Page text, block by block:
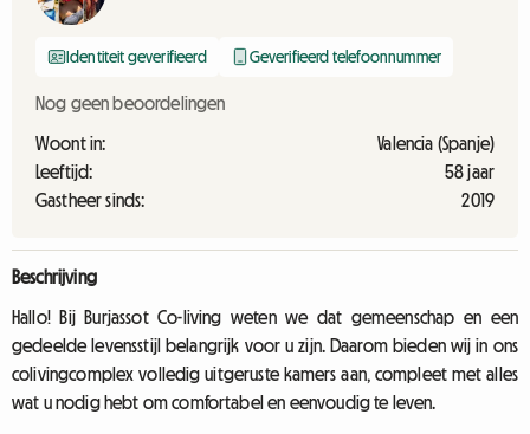
Identiteit geverifieerd Geverifieerd telefoonnummer
Nog geen beoordelingen
Woont in:
Valencia (Spanje)
Leeftijd:
58 jaar
Gastheer sinds:
2019
Beschrijving
Hallo! Bij Burjassot Co-living weten we dat gemeenschap en een
gedeelde levensstijl belangrijk voor u zijn. Daarom bieden wij in ons
colivingcomplex volledig uitgeruste kamers aan, compleet met alles
wat u nodig hebt om comfortabel en eenvoudig te leven.